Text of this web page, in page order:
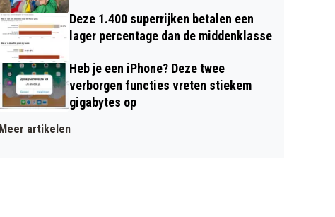
Deze 1.400 superrijken betalen een
lager percentage dan de middenklasse
Heb je een iPhone? Deze twee
verborgen functies vreten stiekem
gigabytes op
Meer artikelen